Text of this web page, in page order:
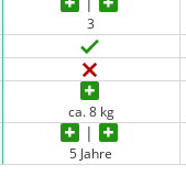
3
ca. 8 kg
5 Jahre